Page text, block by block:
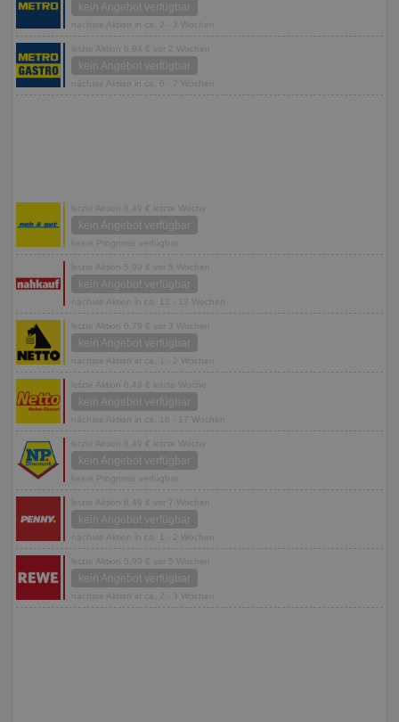
kein Angebot verfügbar
nächste Aktion in ca. 2 - 3 Wochen
letzte Aktion 6,94 € vor 2 Wochen
kein Angebot verfügbar
nächste Aktion in ca. 6 - 7 Wochen
letzte Aktion 6,49 € letzte Woche
kein Angebot verfügbar
keine Prognose verfügbar
letzte Aktion 5,99 € vor 5 Wochen
kein Angebot verfügbar
nächste Aktion in ca. 12 - 13 Wochen
letzte Aktion 6,79 € vor 3 Wochen
kein Angebot verfügbar
nächste Aktion in ca. 1 - 2 Wochen
letzte Aktion 6,49 € letzte Woche
kein Angebot verfügbar
nächste Aktion in ca. 16 - 17 Wochen
letzte Aktion 6,49 € letzte Woche
kein Angebot verfügbar
keine Prognose verfügbar
letzte Aktion 6,49 € vor 7 Wochen
kein Angebot verfügbar
nächste Aktion in ca. 1 - 2 Wochen
letzte Aktion 5,99 € vor 5 Wochen
kein Angebot verfügbar
nächste Aktion in ca. 2 - 3 Wochen